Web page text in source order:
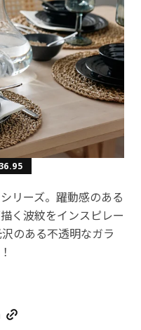
リーズ。躍動感のある
く波紋をインスピレー
のある不透明なガラ